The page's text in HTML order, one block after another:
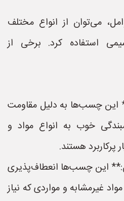
می‌توان از انواع مختلف
استفاده کرد. برخی از
چسب‌ها به دلیل مقاومت
خوب به انواع مواد و
هستند.
این چسب‌ها انعطاف‌پذیری
غیرمشابه و مواردی که نیاز